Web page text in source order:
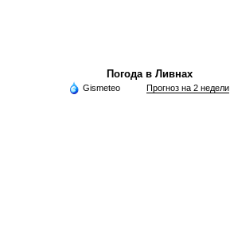
Погода в Ливнах
Gismeteo Прогноз на 2 недели